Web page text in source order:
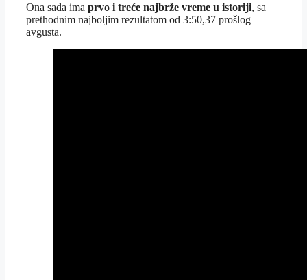
Ona sada ima prvo i treće najbrže vreme u istoriji, sa
prethodnim najboljim rezultatom od 3:50,37 prošlog
avgusta.